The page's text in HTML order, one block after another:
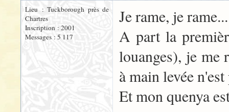
Lieu : Tuckborough près de
Chartres
Inscription : 2001
Messages : 5 117
Je rame, je rame...
A part la
louanges), je me
à main levée
Et mon quenya